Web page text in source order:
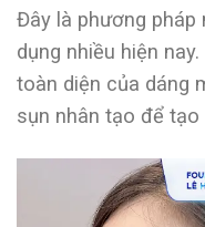
Đây là phương pháp
dụng nhiều hiện
toàn diện của dáng
sụn nhân tạo để